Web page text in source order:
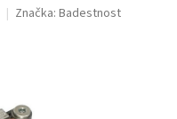
Značka: Badestnost